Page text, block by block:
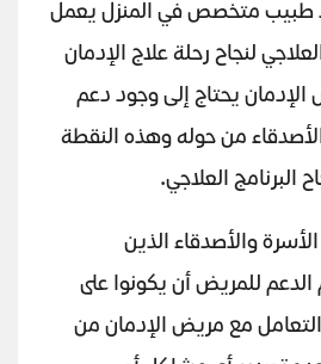
طبيب متخصص في المنزل يعمل
لنجاح رحلة علاج الإدمان
يحتاج إلى وجود دعم
من حوله وهذه النقطة
البرنامج العلاجي.
والأصدقاء الذين
للمريض أن يكونوا على
التعامل مع مريض الإدمان من